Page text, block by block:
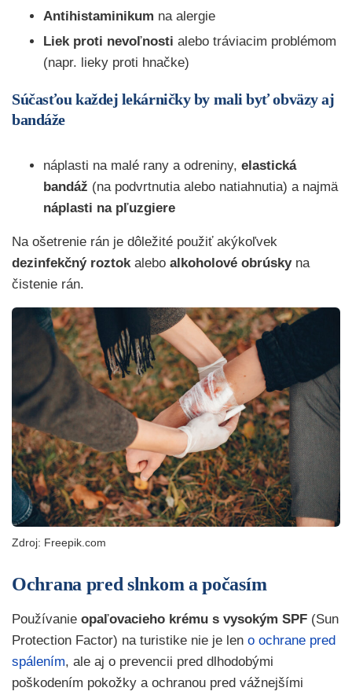
Antihistaminikum na alergie
Liek proti nevoľnosti alebo tráviacim problémom
(napr. lieky proti hnačke)
Súčasťou každej lekárničky by mali byť obväzy aj
bandáže
náplasti na malé rany a odreniny, elastická
bandáž (na podvrtnutia alebo natiahnutia) a najmä
náplasti na pľuzgiere
Na ošetrenie rán je dôležité použiť akýkoľvek
dezinfekčný roztokalebo alkoholové obrúskyna
čistenie rán.
Zdroj: Freepik.com
Ochrana pred slnkom a počasím
Používanie opaľovacieho krému s vysokým SPF (Sun
Protection Factor) na turistike nie je len o ochrane pred
spálením, ale aj o prevencii pred dlhodobými
poškodením pokožky a ochranou pred vážnejšími